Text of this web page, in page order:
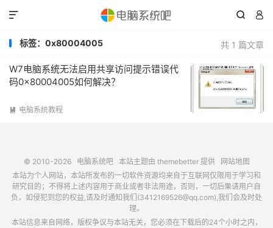
 

共 1 篇文章
标签：0x80004005
W7电脑系统无法启用共享访问提示错误代
码0x80004005如何解决？
 电脑系统教程
© 2010-2026 电脑系统吧本站主题由 themebetter提供
网站地图
本站为个人网站，本站所发布的一切软件资源均来自于互联网仅限用于学习和
研究目的；不得将上述内容用于商业或者非法用途，否则，一切后果请用户自
负，如侵犯到您的权益,请及时通知我们(3412169526@qq.com),我们会及时处
理。
本站信息来自网络，版权争议与本站无关，您必须在下载后的24个小时之内，